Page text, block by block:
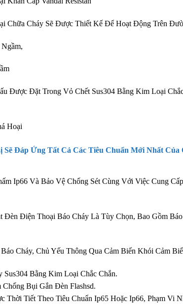
Chữa Cháy Sẽ Được Thiết Kế Để Hoạt Động Trên
Được Đặt Trong Vỏ Chết Sus304 Bằng Kim Loại
Hoại
Đáp Ứng Tất Cả Các Tiêu Chuẩn Mới Nhất Của
Ip66 Và Bảo Vệ Chống Sét Cùng Với Việc Cung
Điện Thoại Báo Cháy Là Tùy Chọn, Bao Gồm
Cháy, Chủ Yếu Thông Qua Cảm Biến Khói Cảm
Bằng Kim Loại Chắc Chắn.
Bụi Gắn Đèn Flashsd.
Thời Tiết Theo Tiêu Chuẩn Ip65 Hoặc Ip66, Phạm Vi